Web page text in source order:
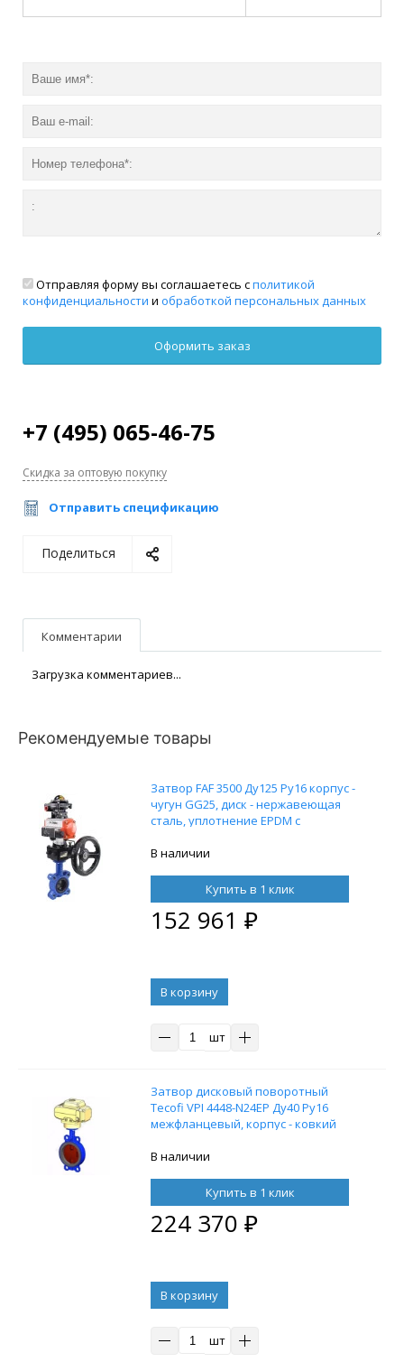
Отправляя форму вы соглашаетесь сполитикой
конфиденциальности и обработкой персональных данных
+7 (495) 065-46-75
Скидка за оптовую покупку
Отправить спецификацию
Поделиться
Комментарии
Загрузка комментариев...
Рекомендуемые товары
Затвор FAF 3500 Ду125 Ру16 корпус -
чугун GG25, диск - нержавеющая
сталь, уплотнение EPDM с
пневмораспределителем 4M310-08
выключателей APL-210N и ручным
дублером HDM-3
В наличии
Купить в 1 клик
152 961 ₽
В корзину
шт
Затвор дисковый поворотный
Tecofi VPI 4448-N24EP Ду40 Ру16
межфланцевый, корпус - ковкий
чугун EN-GJS-500-7, уплотнение
В наличии
Купить в 1 клик
224 370 ₽
В корзину
шт